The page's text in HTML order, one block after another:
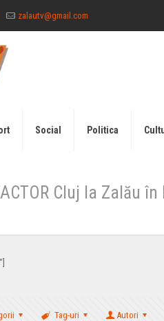
zalautv@gmail.com
Social Politica
Cluj la Zalău
Tag-uri Autori